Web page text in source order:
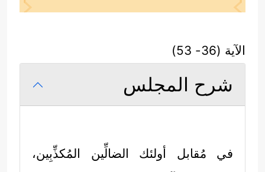
الآية (36- 53)
شرح المجلس
في مُقابل أولئك الضالِّين المُكذِّبِين،